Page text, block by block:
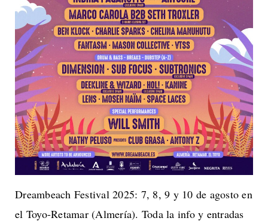
Dreambeach Festival 2025: 7, 8, 9 y 10 de agosto en
el Toyo-Retamar (Almería). Toda la info y entradas